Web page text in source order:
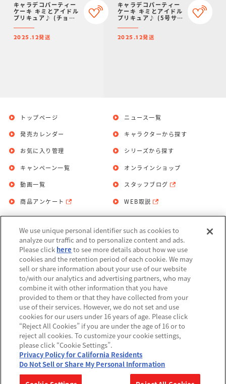
キャラデコパーティー
ケーキ キミとアイドル
プリキュア♪ (チョコ
【2025年12月発送・
クリスマス予約】
2025.12発送
キャラデコパーティー
ケーキ キミとアイドル
プリキュア♪ (5号サイ
送・クリスマス予約】
2025.12発送
トップページ
発売カレンダー
お気に入り管理
ニュース一覧
キャラクターから探す
シリーズから探す
キャンペーン一覧
動画一覧
商品アンケート
オンラインショップ
スタッフブログ
WEB取説
お問い合わせ 個人情報保護方針
利用規約
Do Not Sell or Share My Personal
Information
アレルギー情報
©BANDAI
We use unique personal identifier such as cookies to
analyze our traffic and to personalize content and ads.
Please click here to see more details about how we use
cookies and the retention period of each cookie. We may
sell or share information about your use of our website
to/with our analytics and advertising partners, who may
combine it with other information that you have
provided to them or that they have collected from your
use of their services. However, we do not set and use
cookies for our users under 16 years of age. Please click
“Reject All Cookies” if you are under the age of 16 or to
reject all cookies. To customize your cookie settings,
please click “Cookie Settings”.
Privacy Policy for California Residents
Do Not Sell or Share My Personal Information